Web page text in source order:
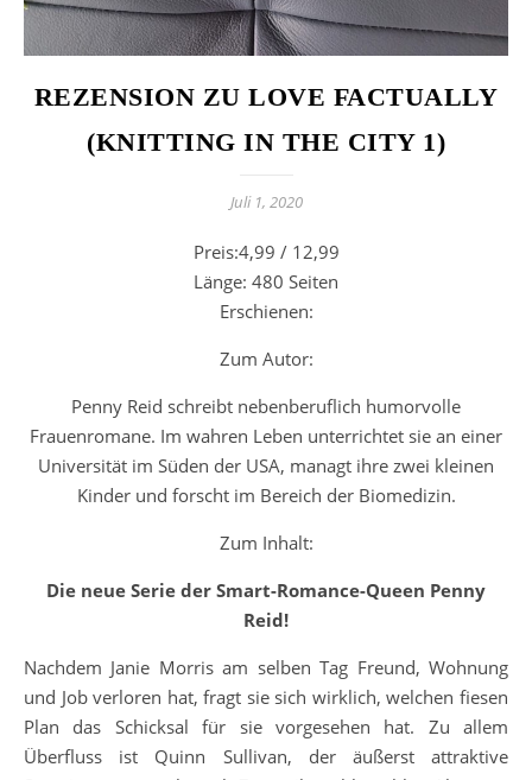
REZENSION ZU LOVE FACTUALLY
(KNITTING IN THE CITY 1)
Juli 1, 2020
Preis:4,99 / 12,99
Länge: 480 Seiten
Erschienen:
Zum Autor:
Penny Reid schreibt nebenberuflich humorvolle
Frauenromane. Im wahren Leben unterrichtet sie an einer
Universität im Süden der USA, managt ihre zwei kleinen
Kinder und forscht im Bereich der Biomedizin.
Zum Inhalt:
Die neue Serie der Smart-Romance-Queen Penny
Reid!
Nachdem Janie Morris am selben Tag Freund, Wohnung
und Job verloren hat, fragt sie sich wirklich, welchen fiesen
Plan das Schicksal für sie vorgesehen hat. Zu allem
Überfluss ist Quinn Sullivan, der äußerst attraktive